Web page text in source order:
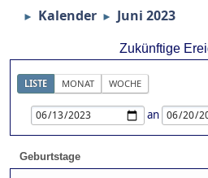
► Kalender ► Juni 2023
Zukünftige
LISTE MONAT WOCHE
an
Geburtstage